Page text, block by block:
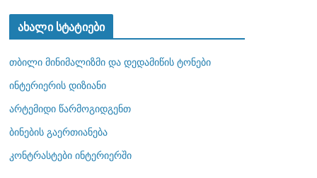
ტ
ო
რ
ბ
ი
ახალი სტატიები
თბილი მინიმალიზმი და დედამიწის ტონები
ინტერიერის დიზიანი
არტემიდი წარმოგიდგენთ
ბინების გაერთიანება
კონტრასტები ინტერიერში